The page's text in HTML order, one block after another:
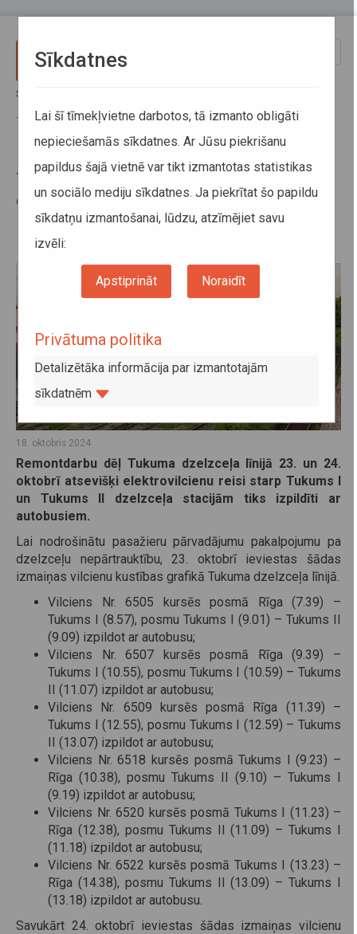
Sākums
Tukums II stacijām tiks izpildīti ar autobusiem
23. un 24. oktobrī atsevišķi
elektrovilcienu reisi starp Tukums
I un Tukums II stacijām tiks
izpildīti ar autobusiem
18. oktobris 2024
Remontdarbu dēļ Tukuma dzelzceļa līnijā 23. un 24.
oktobrī atsevišķi elektrovilcienu reisi starp Tukums I
un Tukums II dzelzceļa stacijām tiks izpildīti ar
autobusiem.
Lai nodrošinātu pasažieru pārvadājumu pakalpojumu pa
dzelzceļu nepārtrauktību, 23. oktobrī ieviestas šādas
izmaiņas vilcienu kustības grafikā Tukuma dzelzceļa līnijā.
Vilciens Nr. 6505 kursēs posmā Rīga (7.39) –
Tukums I (8.57), posmu Tukums I (9.01) – Tukums II
(9.09) izpildot ar autobusu;
Vilciens Nr. 6507 kursēs posmā Rīga (9.39) –
Tukums I (10.55), posmu Tukums I (10.59) – Tukums
II (11.07) izpildot ar autobusu;
Vilciens Nr. 6509 kursēs posmā Rīga (11.39) –
Tukums I (12.55), posmu Tukums I (12.59) – Tukums
II (13.07) izpildot ar autobusu;
Vilciens Nr. 6518 kursēs posmā Tukums I (9.23) –
Rīga (10.38), posmu Tukums II (9.10) – Tukums I
(9.19) izpildot ar autobusu;
Vilciens Nr. 6520 kursēs posmā Tukums I (11.23) –
Rīga (12.38), posmu Tukums II (11.09) – Tukums I
(11.18) izpildot ar autobusu;
Vilciens Nr. 6522 kursēs posmā Tukums I (13.23) –
Rīga (14.38), posmu Tukums II (13.09) – Tukums I
(13.18) izpildot ar autobusu.
Savukārt 24. oktobrī ieviestas šādas izmaiņas vilcienu
Sīkdatnes
Lai šī tīmekļvietne darbotos, tā izmanto obligāti
nepieciešamās sīkdatnes. Ar Jūsu piekrišanu
papildus šajā vietnē var tikt izmantotas statistikas
un sociālo mediju sīkdatnes. Ja piekrītat šo papildu
sīkdatņu izmantošanai, lūdzu, atzīmējiet savu
izvēli:
Apstiprināt Noraidīt
Privātuma politika
Detalizētāka informācija par izmantotajām
sīkdatnēm